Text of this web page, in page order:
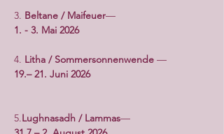
3. Beltane / Maifeuer—
1. - 3. Mai 2026
4. Litha / Sommersonnenwende —
19.– 21. Juni 2026
5.Lughnasadh / Lammas—